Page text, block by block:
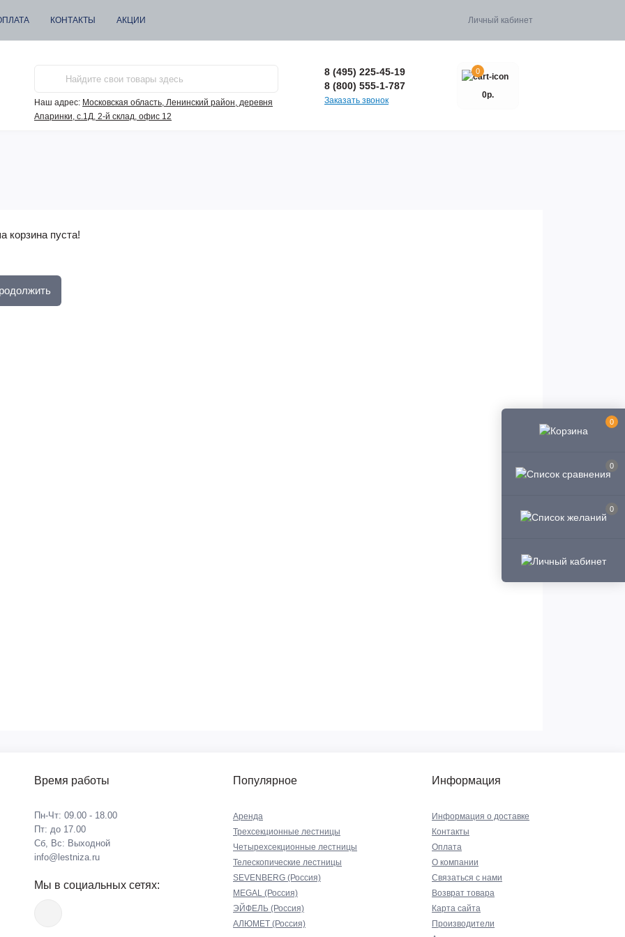
0
0
0
КОНТАКТЫ АКЦИИ Личный кабинет
Наш адрес: Московская область, Ленинский район, деревня
Апаринки, с.1Д, 2-й склад, офис 12
8 (495) 225-45-19
8 (800) 555-1-787
Заказать звонок
0
0р.
корзина пуста!
Время работы
Пн-Чт: 09.00 - 18.00
Пт: до 17.00
Сб, Вс: Выходной
info@lestniza.ru
Мы в социальных сетях:
Популярное
Аренда
Трехсекционные лестницы
Четырехсекционные лестницы
Телескопические лестницы
SEVENBERG (Россия)
MEGAL (Россия)
ЭЙФЕЛЬ (Россия)
АЛЮМЕТ (Россия)
Информация
Информация о доставке
Контакты
Оплата
О компании
Связаться с нами
Возврат товара
Карта сайта
Производители